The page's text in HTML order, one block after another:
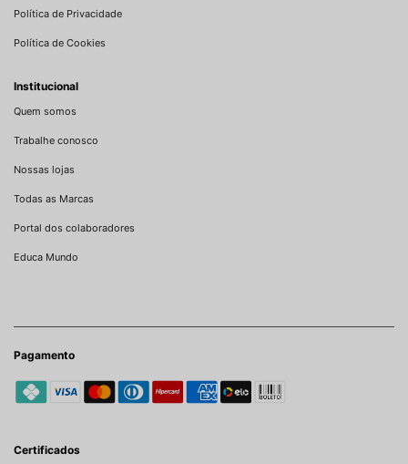
Política de Privacidade
Política de Cookies
Institucional
Quem somos
Trabalhe conosco
Nossas lojas
Todas as Marcas
Portal dos colaboradores
Educa Mundo
Pagamento
Certificados